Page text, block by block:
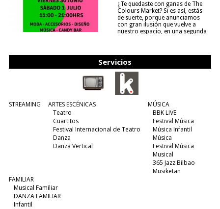
¿Te quedaste con ganas de The
Colours Market? Si es así, estás
de suerte, porque anunciamos
con gran ilusión que vuelve a
nuestro espacio, en una segunda
Servicios
STREAMING
ARTES ESCÉNICAS
Teatro
Cuartitos
Festival Internacional de Teatro
Danza
Danza Vertical
MÚSICA
BBK LIVE
Festival Música
Música Infantil
Música
Festival Música
Musical
365 Jazz Bilbao
Musiketan
FAMILIAR
Musical Familiar
DANZA FAMILIAR
Infantil